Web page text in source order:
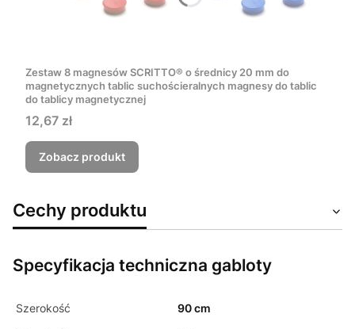
Zestaw 8 magnesów SCRITTO® o średnicy 20 mm do
magnetycznych tablic suchościeralnych magnesy do tablic
do tablicy magnetycznej
Cena
12,67 zł
Zobacz produkt
Cechy produktu
Specyfikacja techniczna gabloty
Szerokość 90 cm